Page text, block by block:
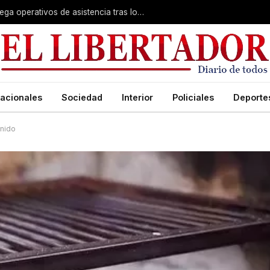
Temporal en Alvear: el municipio despliega operativos de asistencia tras los daños
Sociedad Interior Policiales